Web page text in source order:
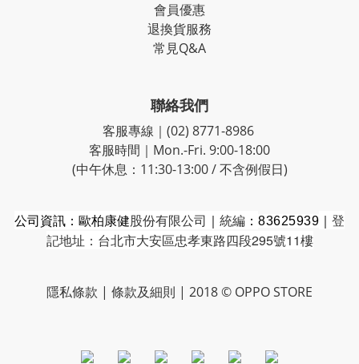
會員優惠
退換貨服務
常見Q&A
聯絡我們
客服專線｜(02) 8771-8986
客服時間｜Mon.-Fri. 9:00-18:00
(中午休息：11:30-13:00 / 不含例假日)
公司資訊：歐柏康健股份有限公司 ｜ 統編 ： 83625939 ｜ 登
記地址：台北市大安區忠孝東路四段295號11樓
隱私條款 | 條款及細則 | 2018 © OPPO STORE